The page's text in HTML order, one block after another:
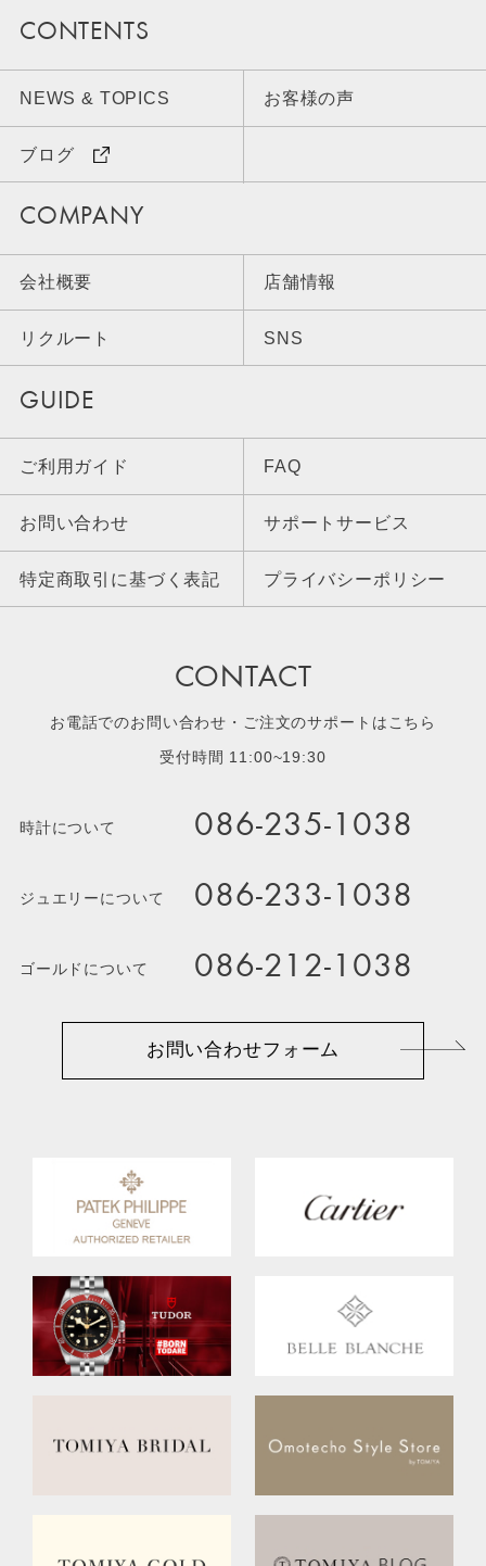
CONTENTS
NEWS & TOPICS お客様の声
ブログ
COMPANY
会社概要 店舗情報
リクルート SNS
GUIDE
ご利用ガイド FAQ
お問い合わせ サポートサービス
特定商取引に基づく表記 プライバシーポリシー
CONTACT
お電話でのお問い合わせ・ご注文のサポートはこちら
受付時間 11:00~19:30
時計について 086-235-1038
ジュエリーについて 086-233-1038
ゴールドについて 086-212-1038
お問い合わせフォーム